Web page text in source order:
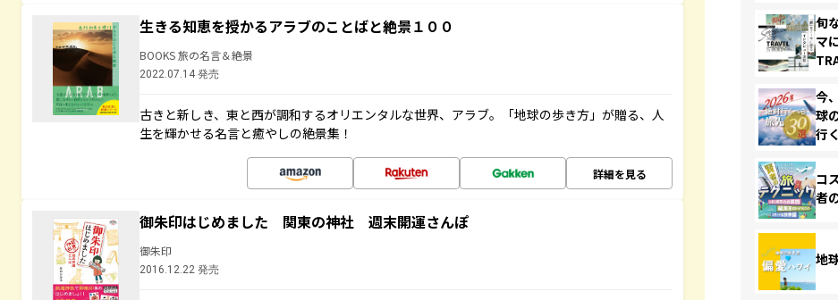
生きる知恵を授かるアラブのことばと絶景１００
BOOKS 旅の名言＆絶景
2022.07.14 発売
古きと新しき、東と西が調和するオリエンタルな世界、アラブ。「地球の歩き方」が贈る、人
生を輝かせる名言と癒やしの絶景集！
詳細を見る
御朱印はじめました 関東の神社 週末開運さんぽ
御朱印
2016.12.22 発売
旬
マ
今
球
行
コ
者
地